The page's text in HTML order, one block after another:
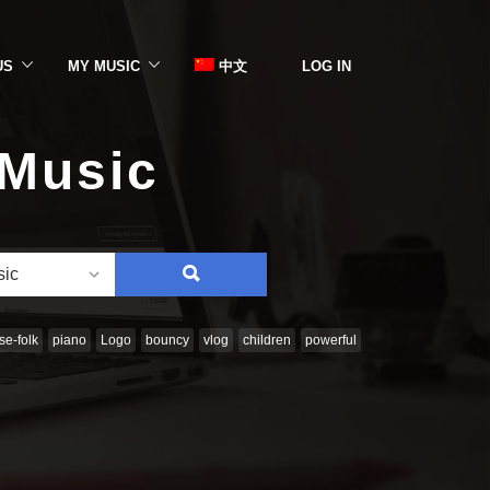
MY MUSIC 中文 LOG IN
SEARCH
folk piano Logo bouncy vlog children powerful